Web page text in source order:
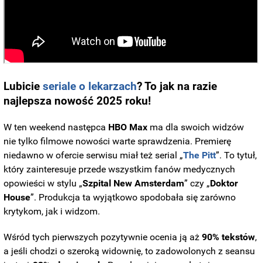
Lubicieseriale o lekarzach? To jak na razie
najlepsza nowość 2025 roku!
W ten weekend następca HBO Max ma dla swoich widzów
nie tylko filmowe nowości warte sprawdzenia. Premierę
niedawno w ofercie serwisu miał też serial „The Pitt”. To tytuł,
który zainteresuje przede wszystkim fanów medycznych
opowieści w stylu „Szpital New Amsterdam” czy „Doktor
House”. Produkcja ta wyjątkowo spodobała się zarówno
krytykom, jak i widzom.
Wśród tych pierwszych pozytywnie ocenia ją aż 90% tekstów,
a jeśli chodzi o szeroką widownię, to zadowolonych z seansu